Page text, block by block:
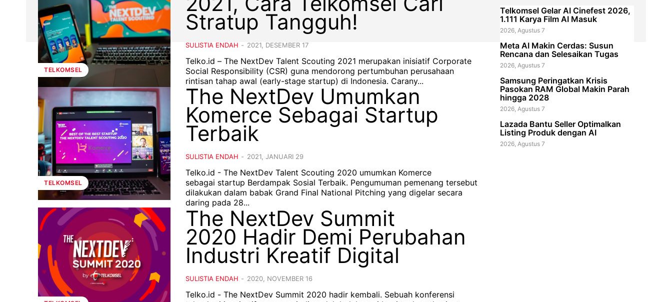
TELKOMSEL
Stratup Tangguh!
SULISTIA ENDAH - 2021, DESEMBER 17
Telko.id – The NextDev Talent Scouting 2021 merupakan inisiatif Corporate
Social Responsibility (CSR) guna mendorong pertumbuhan perusahaan
rintisan tahap awal (early-stage startup) di Indonesia. Carany...
TELKOMSEL
The NextDev Umumkan
Komerce Sebagai Startup
Terbaik
SULISTIA ENDAH - 2021, JANUARI 29
Telko.id - The NextDev Talent Scouting 2020 umumkan Komerce
sebagai startup Berdampak Sosial Terbaik. Pengumuman pemenang tersebut
dilakukan dalam babak Grand Final National Pitching yang digelar secara
daring pada 28...
The NextDev Summit
2020 Hadir Demi Perubahan
Industri Kreatif Digital
SULISTIA ENDAH - 2020, NOVEMBER 16
Telko.id - The NextDev Summit 2020 hadir kembali. Sebuah konferensi
Telkomsel Gelar AI Cinefest 2026,
1.111 Karya Film AI Masuk
2026, Agustus 7
Meta AI Makin Cerdas: Susun
Rencana dan Selesaikan Tugas
2026, Agustus 7
Samsung Peringatkan Krisis
Pasokan RAM Global Makin Parah
hingga 2028
2026, Agustus 7
Lazada Bantu Seller Optimalkan
Listing Produk dengan AI
2026, Agustus 7